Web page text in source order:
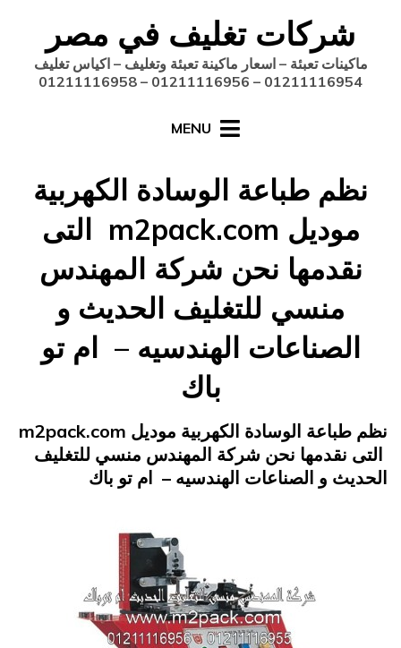
content
شركات تغليف في مصر
ماكينات تعبئة – اسعار ماكينة تعبئة وتغليف – اكياس تغليف
01211116954 – 01211116956 – 01211116958
MENU
نظم طباعة الوسادة الكهربية
موديل m2pack.com التى
نقدمها نحن شركة المهندس
منسي للتغليف الحديث و
الصناعات الهندسيه – ام تو
باك
on
نظم طباعة الوسادة الكهربية موديل m2pack.com
التى نقدمها نحن شركة المهندس منسي للتغليف
الحديث و الصناعات الهندسيه – ام تو باك